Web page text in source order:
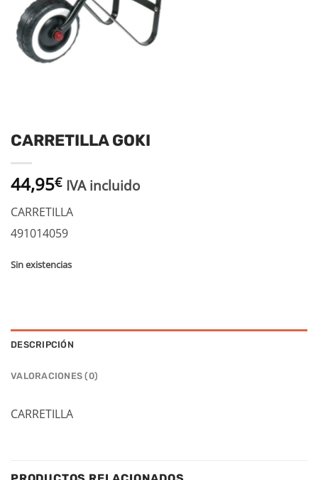
CARRETILLA GOKI
44,95€ IVA incluido
CARRETILLA
491014059
Sin existencias
DESCRIPCIÓN
VALORACIONES (0)
CARRETILLA